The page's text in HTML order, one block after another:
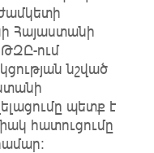
Հայաստանի
ում
նշված
պետք է
հատուցումը